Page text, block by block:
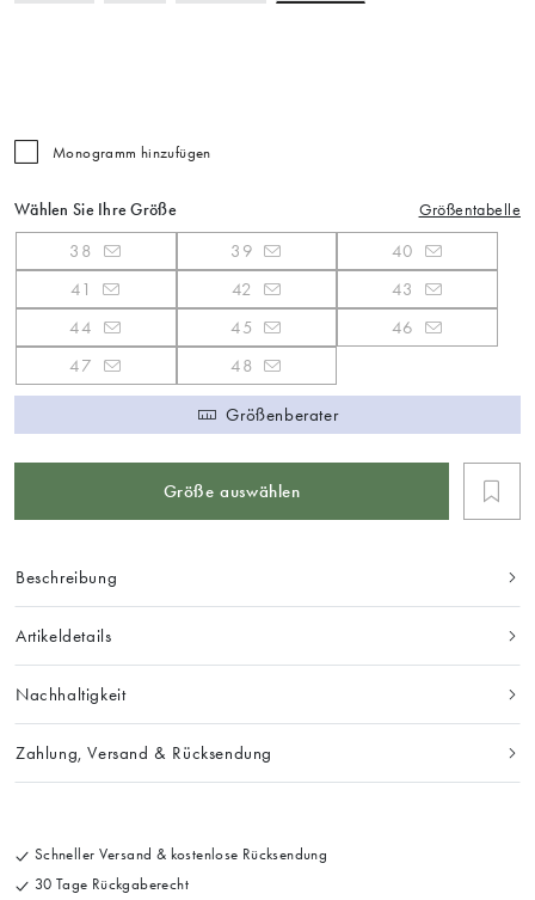
Monogramm hinzufügen
Wählen Sie Ihre Größe Größentabelle
38 39
40
41
42
43
44
45
46
47
48
Größenberater
Größe auswählen
Beschreibung
Artikeldetails
Nachhaltigkeit
Zahlung, Versand & Rücksendung
Schneller Versand & kostenlose Rücksendung
30 Tage Rückgaberecht